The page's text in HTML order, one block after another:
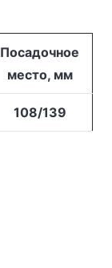
Посадочное
место, мм
108/139